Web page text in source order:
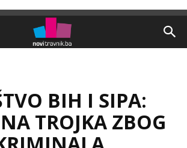
BIH I SIPA:
TROJKA ZBOG